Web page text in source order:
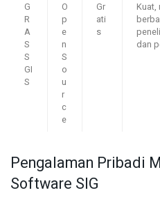
G
R
A
S
S
GI
S
O
p
e
n
S
o
u
r
c
e
Gr
ati
s
Kuat,
dan
Pengalaman Pribadi
Software SIG